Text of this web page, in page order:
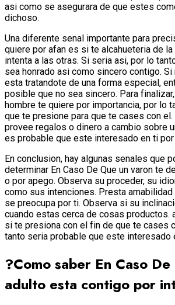
asi­ como se asegurara de que estes
dichoso.
Una diferente senal importante para
quiere por afan es si te alcahueteria de
intenta a las otras. Si seri­a asi, por lo
sea honrado asi­ como sincero contigo.
esta tratandote de una forma especial,
posible que no sea sincero. Para
hombre te quiere por importancia, por lo
que te presione para que te cases con el.
provee regalos o dinero a cambio sobre
es probable que este interesado en ti
En conclusion, hay algunas senales que
determinar En Caso De Que un varon te
o por apego. Observa su proceder, su
como sus intenciones. Presta
se preocupa por ti. Observa si su
cuando estas cerca de cosas productos.
si te presiona con el fin de que te cases
tanto seri­a probable que este interesado
?Como saber En Caso
adulto esta contigo por